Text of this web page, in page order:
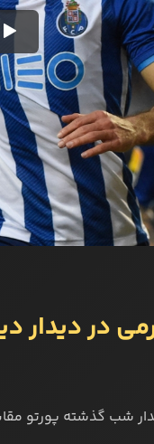
در دیدار
شب گذشته پورتو